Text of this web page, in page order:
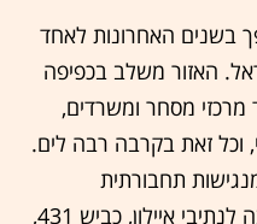
הפך בשנים האחרונות לאחד
האזור משלב בכפיפה
מרכזי מסחר ומשרדים,
וכל זאת בקרבה רבה לים.
אלו נהנה מתחם ה-1000 מנגישות תחבורתית
אופטימאלית הודות לקרבתו הרבה לנתיבי איילון, כביש 431,